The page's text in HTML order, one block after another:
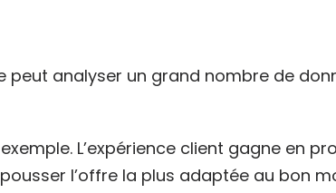
peut analyser un grand nombre de
L’expérience client gagne en
l’offre la plus adaptée au bon